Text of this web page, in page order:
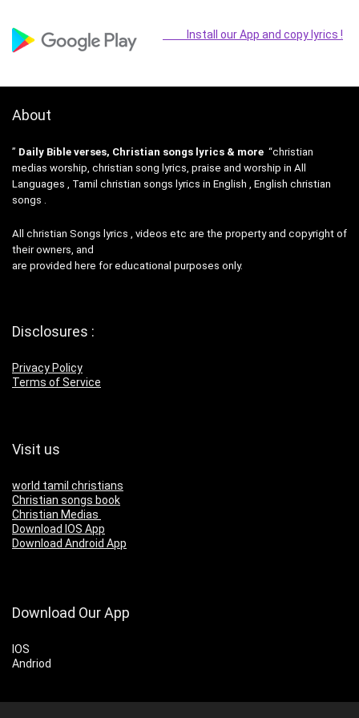
Install our App and copy lyrics !
About
” Daily Bible verses, Christian songs lyrics & more “christian
medias worship, christian song lyrics, praise and worship in All
Languages , Tamil christian songs lyrics in English , English christian
songs .
All christian Songs lyrics , videos etc are the property and copyright of
their owners, and
are provided here for educational purposes only.
Disclosures :
Privacy Policy
Terms of Service
Visit us
world tamil christians
Christian songs book
Christian Medias
Download IOS App
Download Android App
Download Our App
IOS
Andriod